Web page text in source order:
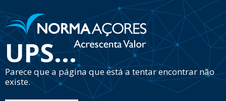
UPS...
Parece que a página que está a tentar encontrar não
existe.